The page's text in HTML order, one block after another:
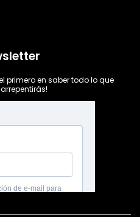
primero en saber todo lo que